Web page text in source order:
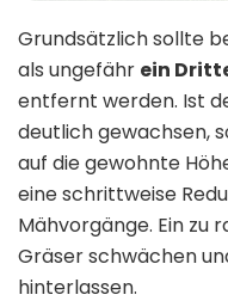
Grundsätzlich sollte
als ungefähr ein
entfernt werden. Ist
deutlich gewachsen,
auf die gewohnte
eine schrittweise
Mähvorgänge. Ein zu
Gräser schwächen
hinterlassen.